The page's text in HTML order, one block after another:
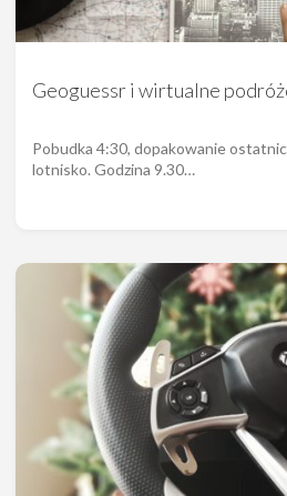
Geoguessr i wirtualne
Pobudka 4:30, dopakowanie
lotnisko. Godzina 9.30…